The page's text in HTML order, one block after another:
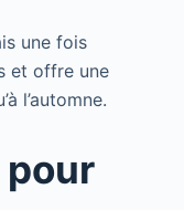
une fois
et offre une
l’automne.
pour